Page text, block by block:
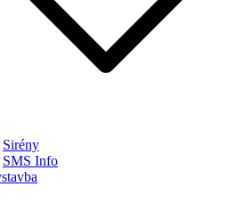
Sirény
SMS Info